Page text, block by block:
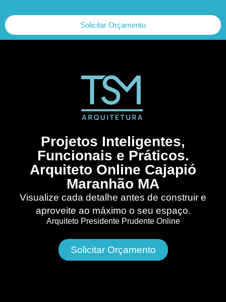
Solicitar Orçamento
Projetos Inteligentes,
Funcionais e Práticos.
Arquiteto Online Cajapió
Maranhão MA
Visualize cada detalhe antes de construir e
aproveite ao máximo o seu espaço.
Arquiteto Presidente Prudente Online
Solicitar Orçamento